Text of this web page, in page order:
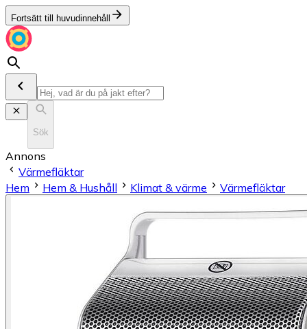
Fortsätt till huvudinnehåll
Sök
Annons
Värmefläktar
Hem
Hem & Hushåll Klimat & värme Värmefläktar